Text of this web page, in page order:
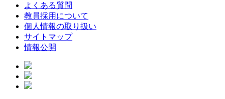
よくある質問
教員採用について
個人情報の取り扱い
サイトマップ
情報公開